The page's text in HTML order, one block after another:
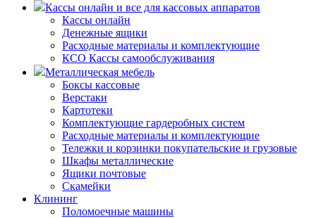
Кассы онлайн и все для кассовых аппаратов
Кассы онлайн
Денежные ящики
Расходные материалы и комплектующие
КСО Кассы самообслуживания
Металлическая мебель
Боксы кассовые
Верстаки
Картотеки
Комплектующие гардеробных систем
Расходные материалы и комплектующие
Тележки и корзинки покупательские и грузовые
Шкафы металлические
Ящики почтовые
Скамейки
Клининг
Поломоечные машины